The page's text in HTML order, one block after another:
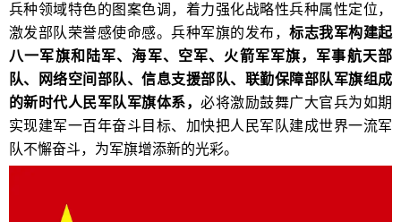
兵种领域特色的图案色调，着力强化战略性兵种属性定位，
激发部队荣誉感使命感。兵种军旗的发布，标志我军构建起
八一军旗和陆军、海军、空军、火箭军军旗，军事航天部
队、网络空间部队、信息支援部队、联勤保障部队军旗组成
的新时代人民军队军旗体系，必将激励鼓舞广大官兵为如期
实现建军一百年奋斗目标、加快把人民军队建成世界一流军
队不懈奋斗，为军旗增添新的光彩。